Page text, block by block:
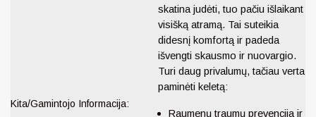
Kita/Gamintojo Informacija:
skatina judėti, tuo pačiu išlaikant
visišką atramą. Tai suteikia
didesnį komfortą ir padeda
išvengti skausmo ir nuovargio.
Turi daug privalumų, tačiau verta
paminėti keletą:
Raumenų traumų prevencija ir